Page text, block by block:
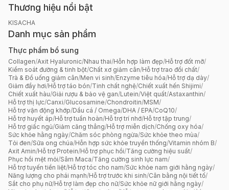
Thương hiệu nổi bật
KISACHA
Danh mục sản phẩm
Thực phẩm bổ sung
Collagen/Axit Hyaluronic/Nhau thai/Hỗn hợp làm đẹp/Hỗ trợ đốt mỡ/
Kiểm soát đường & tinh bột/Chất xơ giảm cân/Hỗ trợ trao đổi chất/
Trà & Đồ uống giảm cân/Men vi sinh/Enzyme tiêu hóa/Hỗ trợ dạ dày/
Giảm đầy hơi/Hỗ trợ táo bón/Tinh chất nghệ/Chiết xuất hến Shijimi/
Chiết xuất hàu/Giải rượu & bảo vệ gan/Lutein/Việt quất/Astaxanthin/
Hỗ trợ thị lực/Canxi/Glucosamine/Chondroitin/MSM/
Hỗ trợ vận động khớp/Dầu cá / Omega/DHA / EPA/CoQ10/
Hỗ trợ huyết áp/Hỗ trợ tuần hoàn/Hỗ trợ trí nhớ/Hỗ trợ tập trung/
Hỗ trợ giấc ngủ/Giảm căng thẳng/Hỗ trợ miễn dịch/Chống oxy hóa/
Sức khỏe hằng ngày/Chăm sóc phòng ngừa/Sức khỏe theo mùa/
Tỏi đen/Sữa ong chúa/Hỗn hợp sức khỏe truyền thống/Vitamin nhóm B/
Axit Amin/Hỗ trợ Protein/Hỗ trợ phục hồi/Tăng cường hiệu suất/
Phục hồi mệt mỏi/Sâm Maca/Tăng cường sinh lực nam/
Hỗ trợ tuyến tiền liệt/Hỗ trợ tóc cho nam/Sức khỏe nam giới hằng ngày/
Năng lượng cho phái mạnh/Hỗ trợ trước khi sinh/Cân bằng nội tiết tố/
Sắt cho phụ nữ/Hỗ trợ làm đẹp cho nữ/Sức khỏe nữ giới hằng ngày/